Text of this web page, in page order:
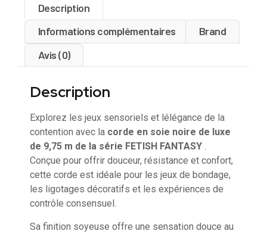
Description
Informations complémentaires
Brand
Avis (0)
Description
Explorez les jeux sensoriels et lélégance de la
contention avec la corde en soie noire de luxe
de 9,75 m de la série FETISH FANTASY .
Conçue pour offrir douceur, résistance et confort,
cette corde est idéale pour les jeux de bondage,
les ligotages décoratifs et les expériences de
contrôle consensuel.
Sa finition soyeuse offre une sensation douce au